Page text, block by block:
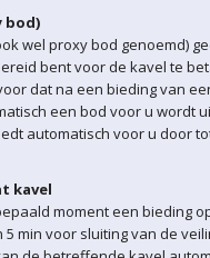
bod)
wel proxy bod genoemd)
bent voor de kavel te
dat na een bieding van
een bod voor u wordt
automatisch voor u door
kavel
moment een bieding
min voor sluiting van de